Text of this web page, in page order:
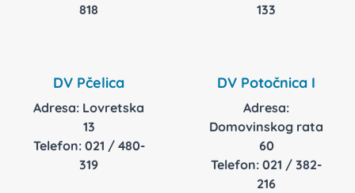
818
133
DV Pčelica
Adresa: Lovretska
13
Telefon: 021 / 480-
319
DV Potočnica I
Adresa:
Domovinskog rata
60
Telefon: 021 / 382-
216